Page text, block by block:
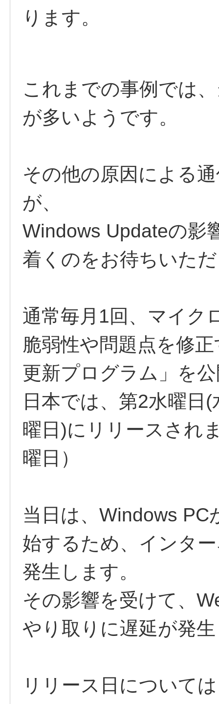
ります。
これまでの事例では
が多いようです。
その他の原因による
が、
Windows Updateの影
着くのをお待ちいた
通常毎月1回、マイク
脆弱性や問題点を修
更新プログラム」を
日本では、第2水曜日
曜日)にリリースされ
曜日）
当日は、Windows
始するため、インタ
発生します。
その影響を受けて、
やり取りに遅延が発
リリース日について